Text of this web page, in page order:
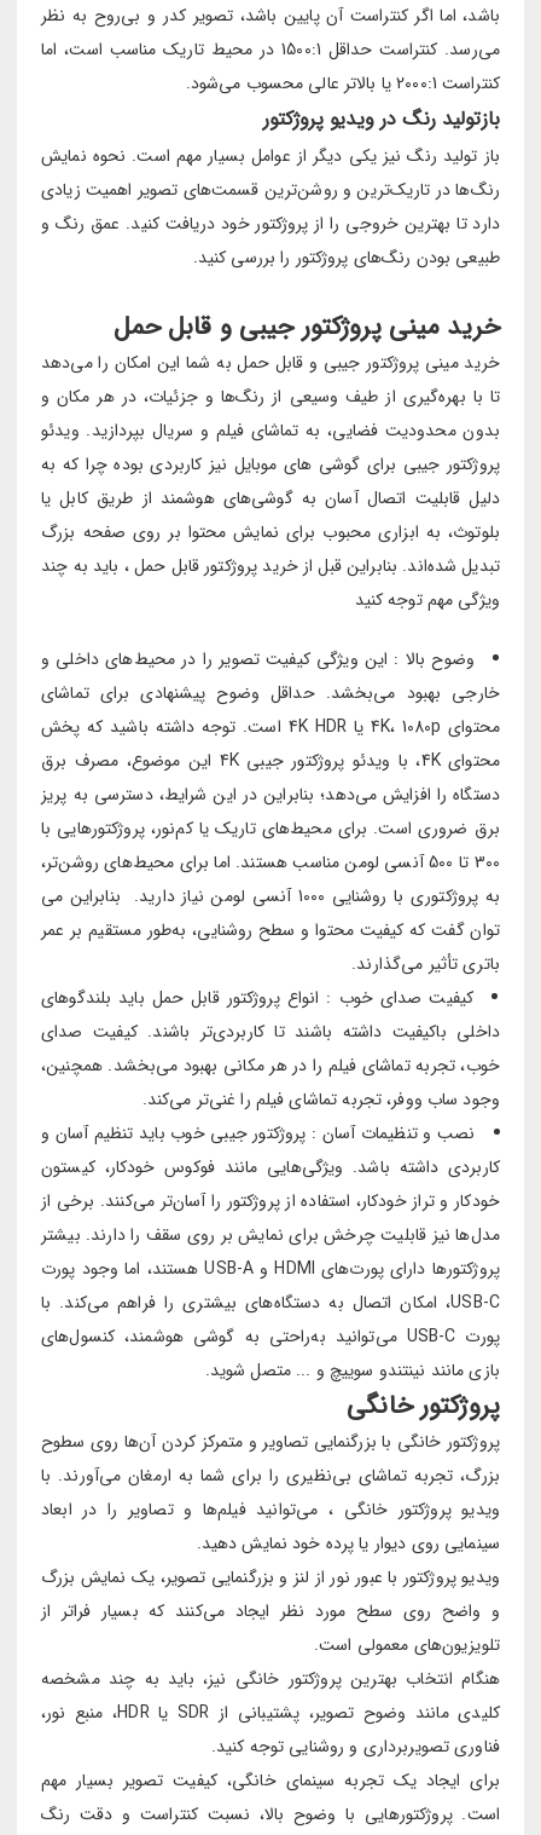
باشد، اما اگر کنتراست آن پایین باشد، تصویر کدر و بی‌روح به نظر
می‌رسد. کنتراست حداقل 1500:1 در محیط تاریک مناسب است، اما
کنتراست 2000:1 یا بالاتر عالی محسوب می‌شود.
بازتولید رنگ در ویدیو پروژکتور
باز تولید رنگ نیز یکی دیگر از عوامل بسیار مهم است. نحوه نمایش
رنگ‌ها در تاریک‌ترین و روشن‌ترین قسمت‌های تصویر اهمیت زیادی
دارد تا بهترین خروجی را از پروژکتور خود دریافت کنید. عمق رنگ و
طبیعی بودن رنگ‌های پروژکتور را بررسی کنید.
خرید مینی پروژکتور جیبی و قابل حمل
خرید مینی پروژکتور جیبی و قابل حمل به شما این امکان را می‌دهد
تا با بهره‌گیری از طیف وسیعی از رنگ‌ها و جزئیات، در هر مکان و
بدون محدودیت فضایی، به تماشای فیلم و سریال بپردازید. ویدئو
پروژکتور جیبی برای گوشی های موبایل نیز کاربردی بوده چرا که به
دلیل قابلیت اتصال آسان به گوشی‌های هوشمند از طریق کابل یا
بلوتوث، به ابزاری محبوب برای نمایش محتوا بر روی صفحه بزرگ
تبدیل شده‌اند. بنابراین قبل از خرید پروژکتور قابل حمل ، باید به چند
ویژگی مهم توجه کنید
وضوح بالا : این ویژگی کیفیت تصویر را در محیط‌های داخلی و
خارجی بهبود می‌بخشد. حداقل وضوح پیشنهادی برای تماشای
محتوای 4K، 1080p یا 4K HDR است. توجه داشته باشید که پخش
محتوای 4K، با ویدئو پروژکتور جیبی 4K این موضوع، مصرف برق
دستگاه را افزایش می‌دهد؛ بنابراین در این شرایط، دسترسی به پریز
برق ضروری است. برای محیط‌های تاریک یا کم‌نور، پروژکتورهایی با
300 تا 500 آنسی لومن مناسب هستند. اما برای محیط‌های روشن‌تر،
به پروژکتوری با روشنایی 1000 آنسی لومن نیاز دارید. بنابراین می
توان گفت که کیفیت محتوا و سطح روشنایی، به‌طور مستقیم بر عمر
باتری تأثیر می‌گذارند.
کیفیت صدای خوب : انواع پروژکتور قابل حمل باید بلندگوهای
داخلی باکیفیت داشته باشند تا کاربردی‌تر باشند. کیفیت صدای
خوب، تجربه تماشای فیلم را در هر مکانی بهبود می‌بخشد. همچنین،
وجود ساب ووفر، تجربه تماشای فیلم را غنی‌تر می‌کند.
نصب و تنظیمات آسان : پروژکتور جیبی خوب باید تنظیم آسان و
کاربردی داشته باشد. ویژگی‌هایی مانند فوکوس خودکار، کیستون
خودکار و تراز خودکار، استفاده از پروژکتور را آسان‌تر می‌کنند. برخی از
مدل‌ها نیز قابلیت چرخش برای نمایش بر روی سقف را دارند. بیشتر
پروژکتورها دارای پورت‌های HDMI و USB-A هستند، اما وجود پورت
USB-C، امکان اتصال به دستگاه‌های بیشتری را فراهم می‌کند. با
پورت USB-C می‌توانید به‌راحتی به گوشی هوشمند، کنسول‌های
بازی مانند نینتندو سوییچ و ... متصل شوید.
پروژکتور خانگی
پروژکتور خانگی با بزرگنمایی تصاویر و متمرکز کردن آن‌ها روی سطوح
بزرگ، تجربه تماشای بی‌نظیری را برای شما به ارمغان می‌آورند. با
ویدیو پروژکتور خانگی ، می‌توانید فیلم‌ها و تصاویر را در ابعاد
سینمایی روی دیوار یا پرده خود نمایش دهید.
ویدیو پروژکتور با عبور نور از لنز و بزرگنمایی تصویر، یک نمایش بزرگ
و واضح روی سطح مورد نظر ایجاد می‌کنند که بسیار فراتر از
تلویزیون‌های معمولی است.
هنگام انتخاب بهترین پروژکتور خانگی نیز، باید به چند مشخصه
کلیدی مانند وضوح تصویر، پشتیبانی از SDR یا HDR، منبع نور،
فناوری تصویربرداری و روشنایی توجه کنید.
برای ایجاد یک تجربه سینمای خانگی، کیفیت تصویر بسیار مهم
است. پروژکتورهایی با وضوح بالا، نسبت کنتراست و دقت رنگ